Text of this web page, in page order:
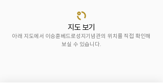
지도 보기
아래 지도에서 이승훈베드로성지기념관의 ​위치를 직접 확인해
보실 수 있습니다.